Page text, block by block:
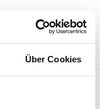
Über Cookies